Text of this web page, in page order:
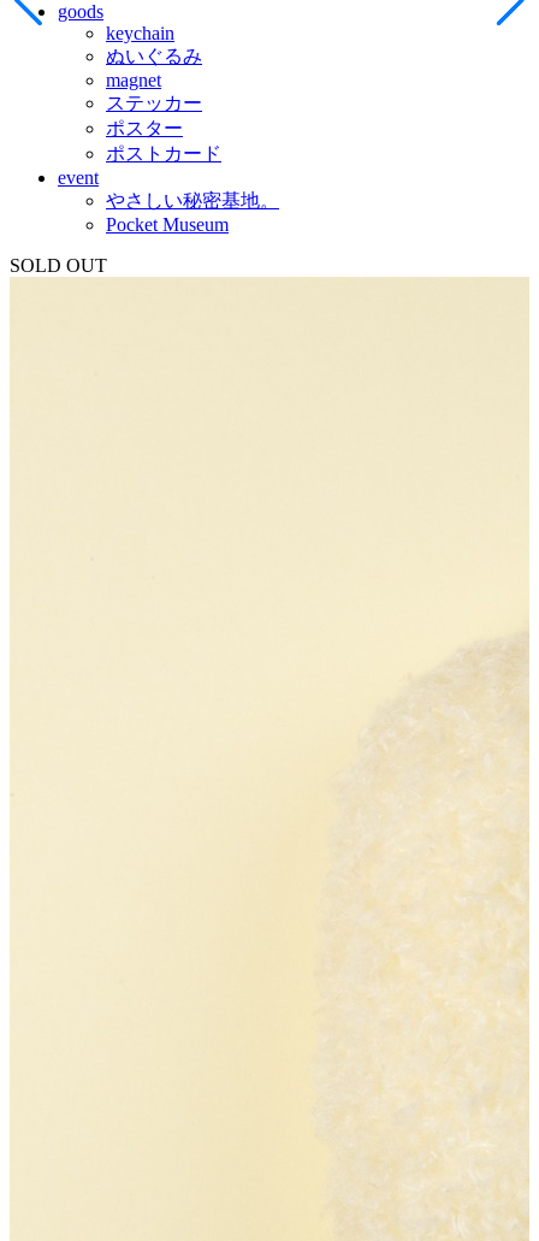
goods
keychain
ぬいぐるみ
magnet
ステッカー
ポスター
ポストカード
event
やさしい秘密基地。
Pocket Museum
SOLD OUT